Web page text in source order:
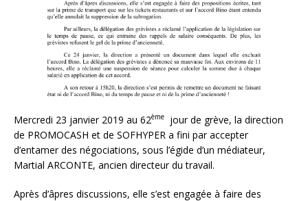
Mercredi 23 janvier 2019 au 62ème
jour de grève, la direction
de PROMOCASH et de SOFHYPER a fini par accepter
d’entamer des négociations, sous l’égide d’un médiateur,
Martial ARCONTE, ancien directeur du travail.
Après d’âpres discussions, elle s’est engagée à faire des